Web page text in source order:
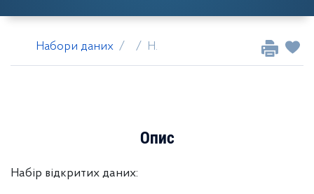
Набори даних Набір даних
Опис
Набір відкритих даних: